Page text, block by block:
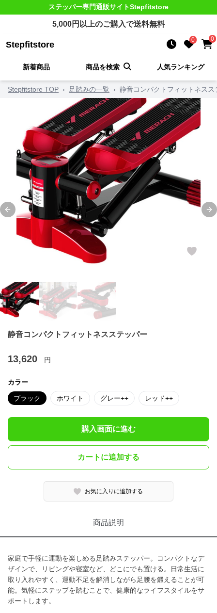
ステッパー専門通販サイトStepfitstore
5,000円以上のご購入で送料無料
Stepfitstore 0 0
新着商品 商品を検索 人気ランキング
Stepfitstore TOP › 足踏みの一覧 › 静音コンパクトフィットネスス
Previous slide
静音コンパクトフィットネスステッパー
13,620 円
カラー
ブラック ホワイト グレー++ レッド++
購入画面に進む
カートに追加する
お気に入りに追加する
商品説明
家庭で手軽に運動を楽しめる足踏みステッパー。コンパクトなデ
ザインで、リビングや寝室など、どこにでも置ける。日常生活に
取り入れやすく、運動不足を解消しながら足腰を鍛えることが可
能。気軽にステップを踏むことで、健康的なライフスタイルをサ
ポートします。